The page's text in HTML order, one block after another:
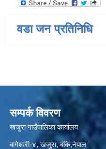
वडा जन प्रतिनिधि
सम्पर्क विवरण
खजुरा गाउँपालिका कार्यालय
बागेश्वरी-४, खजुरा, बाँके,नेपाल